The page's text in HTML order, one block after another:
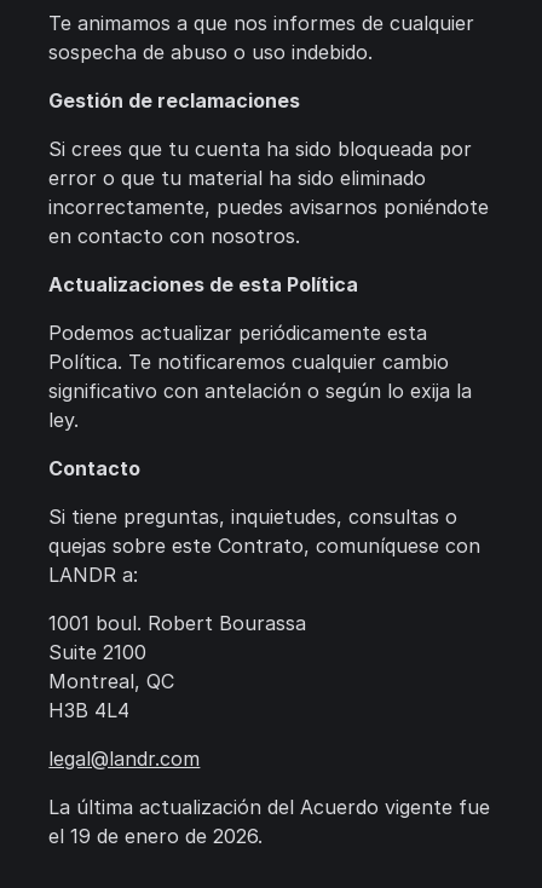
Te animamos a que nos informes de cualquier
sospecha de abuso o uso indebido.
Gestión de reclamaciones
Si crees que tu cuenta ha sido bloqueada por
error o que tu material ha sido eliminado
incorrectamente, puedes avisarnos poniéndote
en contacto con nosotros.
Actualizaciones de esta Política
Podemos actualizar periódicamente esta
Política. Te notificaremos cualquier cambio
significativo con antelación o según lo exija la
ley.
Contacto
Si tiene preguntas, inquietudes, consultas o
quejas sobre este Contrato, comuníquese con
LANDR a:
1001 boul. Robert Bourassa
Suite 2100
Montreal, QC
H3B 4L4
legal@landr.com
La última actualización del Acuerdo vigente fue
el 19 de enero de 2026.